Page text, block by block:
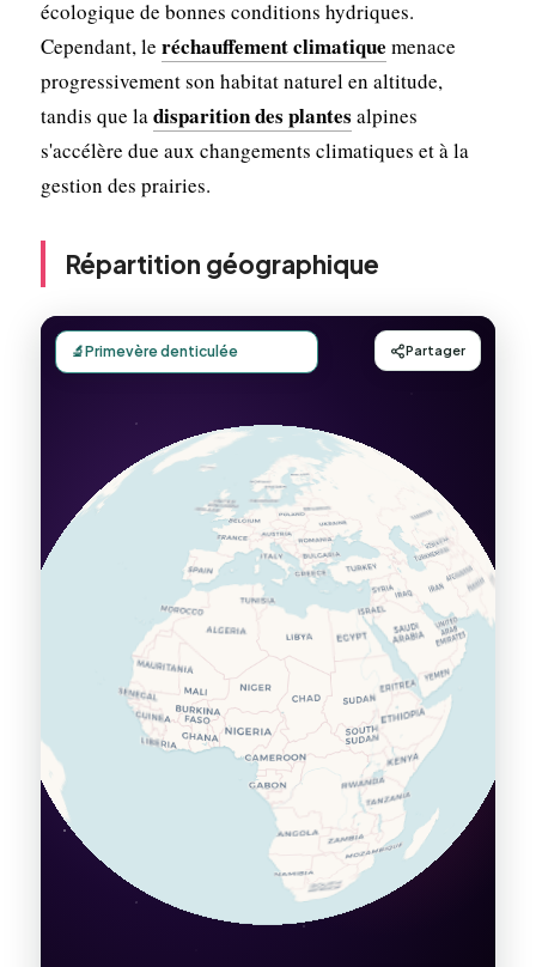
écologique de bonnes conditions hydriques.
Cependant, le réchauffement climatique menace
progressivement son habitat naturel en altitude,
tandis que ladisparition des plantes alpines
s'accélère due aux changements climatiques et à la
gestion des prairies.
Répartition géographique